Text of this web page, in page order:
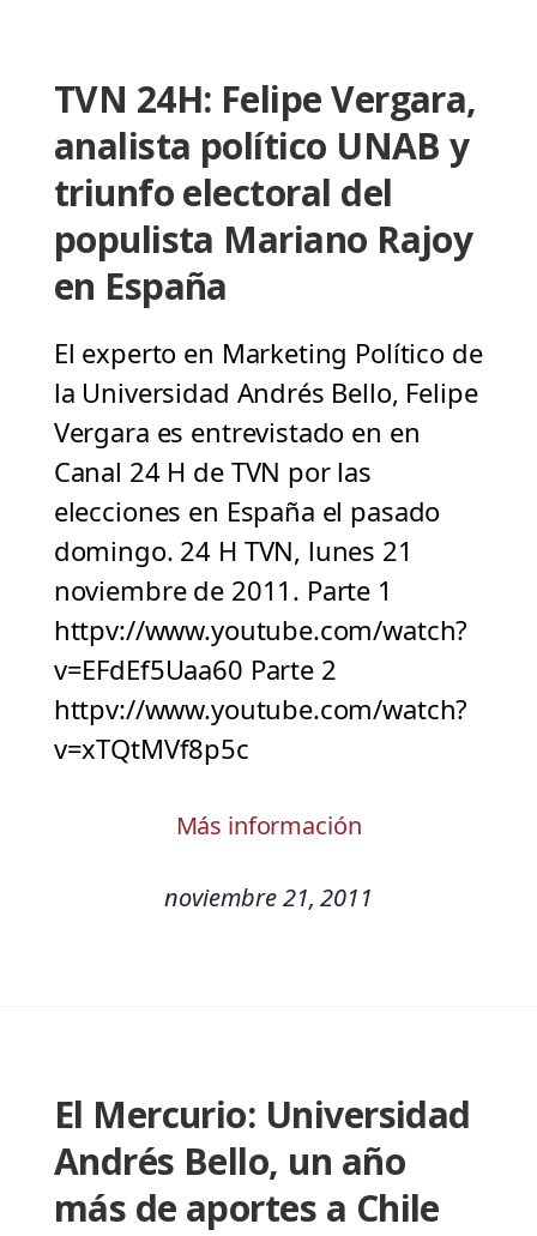
TVN 24H: Felipe Vergara,
analista político UNAB y
triunfo electoral del
populista Mariano Rajoy
en España
El experto en Marketing Político de
la Universidad Andrés Bello, Felipe
Vergara es entrevistado en en
Canal 24 H de TVN por las
elecciones en España el pasado
domingo. 24 H TVN, lunes 21
noviembre de 2011. Parte 1
httpv://www.youtube.com/watch?
v=EFdEf5Uaa60 Parte 2
httpv://www.youtube.com/watch?
v=xTQtMVf8p5c
Más información
noviembre 21, 2011
El Mercurio: Universidad
Andrés Bello, un año
más de aportes a Chile